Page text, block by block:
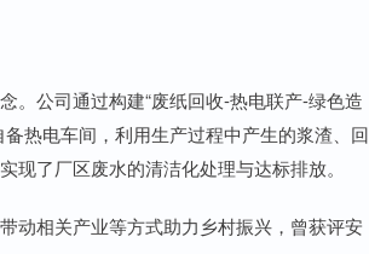
公司通过构建“废纸回收-热电联产-绿色造
热电车间，利用生产过程中产生的浆渣、回
了厂区废水的清洁化处理与达标排放。
相关产业等方式助力乡村振兴，曾获评安